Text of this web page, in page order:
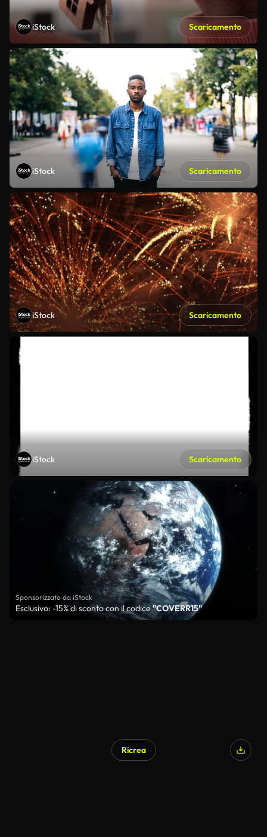
iStock Scaricamento
iStock Scaricamento
iStock Scaricamento
iStock Scaricamento
Sponsorizzato da iStock
Esclusivo: -15% di sconto con il codice"COVERR15"
Ricrea